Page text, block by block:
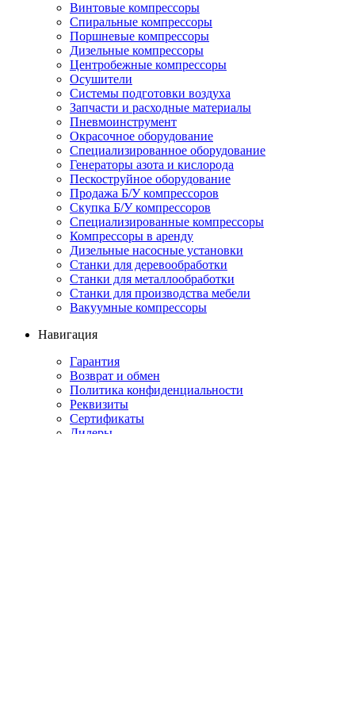
Винтовые компрессоры
Спиральные компрессоры
Поршневые компрессоры
Дизельные компрессоры
Центробежные компрессоры
Осушители
Системы подготовки воздуха
Запчасти и расходные материалы
Пневмоинструмент
Окрасочное оборудование
Специализированное оборудование
Генераторы азота и кислорода
Пескоструйное оборудование
Продажа Б/У компрессоров
Скупка Б/У компрессоров
Специализированные компрессоры
Компрессоры в аренду
Дизельные насосные установки
Станки для деревообработки
Станки для металлообработки
Станки для производства мебели
Вакуумные компрессоры
Навигация
Гарантия
Возврат и обмен
Политика конфиденциальности
Реквизиты
Сертификаты
Дилеры